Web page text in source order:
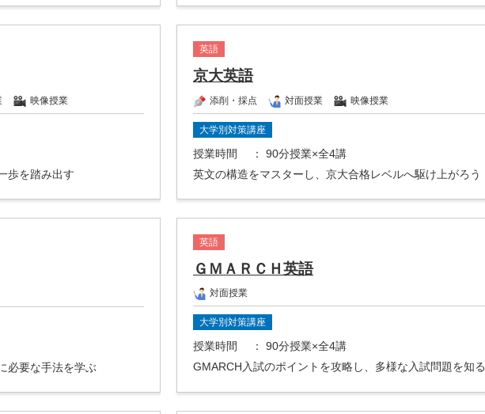
映像授業
歩を踏み出す
英語
京大英語
添削・採点 対面授業 映像授業
大学別対策講座
授業時間
： 90分授業×全4講
英文の構造をマスターし、京大合格レベルへ駆け上がろう
必要な手法を学ぶ
英語
ＧＭＡＲＣＨ英語
対面授業
大学別対策講座
授業時間
： 90分授業×全4講
GMARCH入試のポイントを攻略し、多様な入試問題を知る